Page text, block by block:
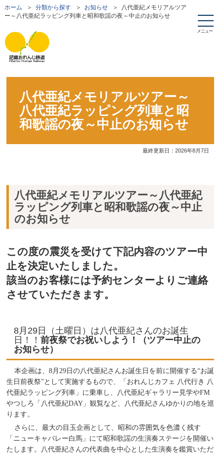
ホーム ＞ 分類から探す＞ お知らせ＞ 八代亜紀メモリアルツア
ー～八代亜紀ラッピング列車と昭和歌謡の夜～中止のお知らせ
メニュー
八代亜紀メモリアルツアー～
八代亜紀ラッピング列車と昭
和歌謡の夜～中止のお知らせ
最終更新日：2026年8月7日
八代亜紀メモリアルツアー～八代亜紀
ラッピング列車と昭和歌謡の夜～中止
のお知らせ
この度の震災を受けて下記内容のツアー中
止を決定いたしました。
該当のお客様には予約センターよりご連絡
させていただきます。
8月29日（土曜日）は八代亜紀さんのお誕生
日！！ 前夜祭でお祝いしよう！（ツアー中止の
お知らせ）
本企画は、8月29日の八代亜紀さんお誕生日を前に開催する“お誕
生日前夜祭”として実施するもので、「おれんじカフェ 八代行き 八
代亜紀ラッピング列車」に乗車し、八代亜紀ギャラリー見学やFM
やつしろ「八代亜紀DAY 」観覧など、八代亜紀さんゆかりの地を巡
ります。
さらに、最大の目玉企画として、昭和の雰囲気を色濃く残す
「ニューキャバレー白馬」にて昭和歌謡の生演奏ステージを開催い
たします。八代亜紀さんの代表曲を中心とした生演奏を鑑賞いただ